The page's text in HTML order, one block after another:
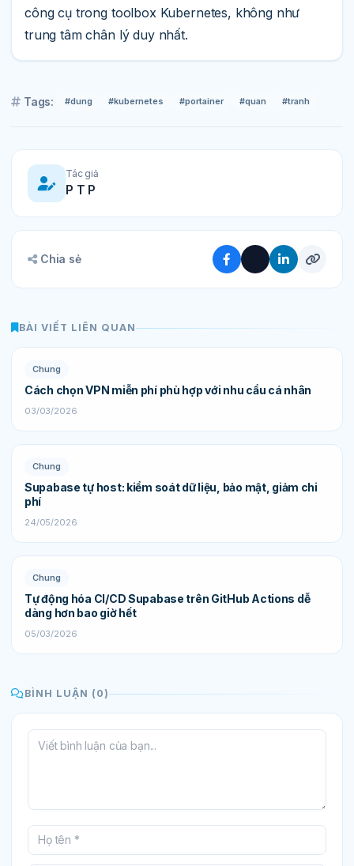
công cụ trong toolbox Kubernetes, không như
trung tâm chân lý duy nhất.
Tags: #dung #kubernetes #portainer #quan #tranh
Tác giả
P T P
Chia sẻ
BÀI VIẾT LIÊN QUAN
Chung
Cách chọn VPN miễn phí phù hợp với nhu cầu cá nhân
03/03/2026
Chung
Supabase tự host: kiểm soát dữ liệu, bảo mật, giảm chi
phí
24/05/2026
Chung
Tự động hóa CI/CD Supabase trên GitHub Actions dễ
dàng hơn bao giờ hết
05/03/2026
BÌNH LUẬN (0)